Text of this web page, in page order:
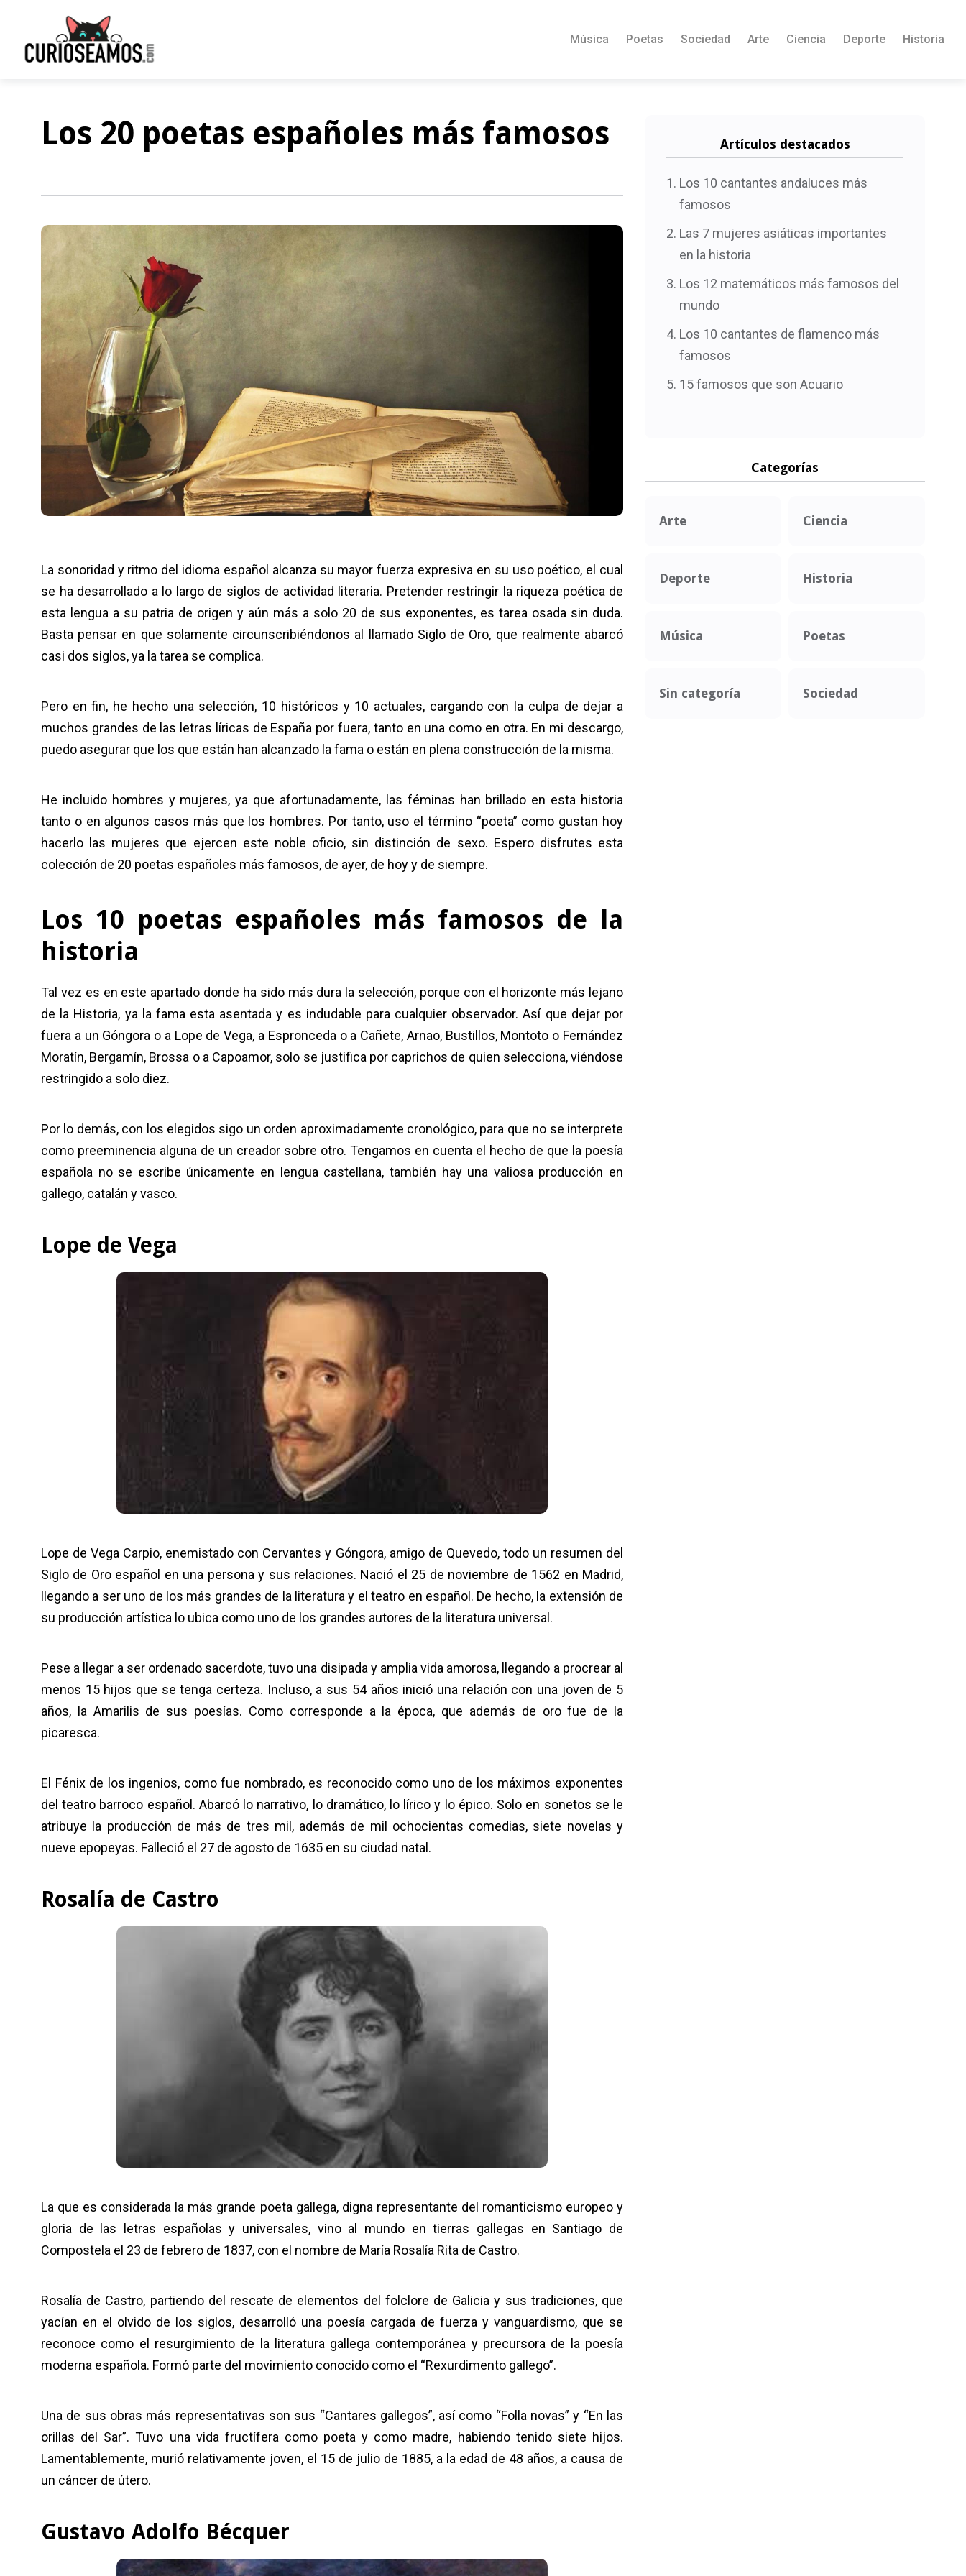
Música Poetas Sociedad Arte Ciencia Deporte Historia
Los 20 poetas españoles más famosos
La sonoridad y ritmo del idioma español alcanza su mayor fuerza expresiva en su uso poético, el cual
se ha desarrollado a lo largo de siglos de actividad literaria. Pretender restringir la riqueza poética de
esta lengua a su patria de origen y aún más a solo 20 de sus exponentes, es tarea osada sin duda.
Basta pensar en que solamente circunscribiéndonos al llamado Siglo de Oro, que realmente abarcó
casi dos siglos, ya la tarea se complica.
Pero en fin, he hecho una selección, 10 históricos y 10 actuales, cargando con la culpa de dejar a
muchos grandes de las letras líricas de España por fuera, tanto en una como en otra. En mi descargo,
puedo asegurar que los que están han alcanzado la fama o están en plena construcción de la misma.
He incluido hombres y mujeres, ya que afortunadamente, las féminas han brillado en esta historia
tanto o en algunos casos más que los hombres. Por tanto, uso el término “poeta” como gustan hoy
hacerlo las mujeres que ejercen este noble oficio, sin distinción de sexo. Espero disfrutes esta
colección de 20 poetas españoles más famosos, de ayer, de hoy y de siempre.
Los 10 poetas españoles más famosos de la
historia
Tal vez es en este apartado donde ha sido más dura la selección, porque con el horizonte más lejano
de la Historia, ya la fama esta asentada y es indudable para cualquier observador. Así que dejar por
fuera a un Góngora o a Lope de Vega, a Espronceda o a Cañete, Arnao, Bustillos, Montoto o Fernández
Moratín, Bergamín, Brossa o a Capoamor, solo se justifica por caprichos de quien selecciona, viéndose
restringido a solo diez.
Por lo demás, con los elegidos sigo un orden aproximadamente cronológico, para que no se interprete
como preeminencia alguna de un creador sobre otro. Tengamos en cuenta el hecho de que la poesía
española no se escribe únicamente en lengua castellana, también hay una valiosa producción en
gallego, catalán y vasco.
Lope de Vega
Lope de Vega Carpio, enemistado con Cervantes y Góngora, amigo de Quevedo, todo un resumen del
Siglo de Oro español en una persona y sus relaciones. Nació el 25 de noviembre de 1562 en Madrid,
llegando a ser uno de los más grandes de la literatura y el teatro en español. De hecho, la extensión de
su producción artística lo ubica como uno de los grandes autores de la literatura universal.
Pese a llegar a ser ordenado sacerdote, tuvo una disipada y amplia vida amorosa, llegando a procrear al
menos 15 hijos que se tenga certeza. Incluso, a sus 54 años inició una relación con una joven de 5
años, la Amarilis de sus poesías. Como corresponde a la época, que además de oro fue de la
picaresca.
El Fénix de los ingenios, como fue nombrado, es reconocido como uno de los máximos exponentes
del teatro barroco español. Abarcó lo narrativo, lo dramático, lo lírico y lo épico. Solo en sonetos se le
atribuye la producción de más de tres mil, además de mil ochocientas comedias, siete novelas y
nueve epopeyas. Falleció el 27 de agosto de 1635 en su ciudad natal.
Rosalía de Castro
La que es considerada la más grande poeta gallega, digna representante del romanticismo europeo y
gloria de las letras españolas y universales, vino al mundo en tierras gallegas en Santiago de
Compostela el 23 de febrero de 1837, con el nombre de María Rosalía Rita de Castro.
Rosalía de Castro, partiendo del rescate de elementos del folclore de Galicia y sus tradiciones, que
yacían en el olvido de los siglos, desarrolló una poesía cargada de fuerza y vanguardismo, que se
reconoce como el resurgimiento de la literatura gallega contemporánea y precursora de la poesía
moderna española. Formó parte del movimiento conocido como el “Rexurdimento gallego”.
Una de sus obras más representativas son sus “Cantares gallegos”, así como “Folla novas” y “En las
orillas del Sar”. Tuvo una vida fructífera como poeta y como madre, habiendo tenido siete hijos.
Lamentablemente, murió relativamente joven, el 15 de julio de 1885, a la edad de 48 años, a causa de
un cáncer de útero.
Gustavo Adolfo Bécquer
Artículos destacados
Los 10 cantantes andaluces más
famosos
Las 7 mujeres asiáticas importantes
en la historia
Los 12 matemáticos más famosos del
mundo
Los 10 cantantes de flamenco más
famosos
15 famosos que son Acuario
Categorías
Arte Ciencia
Deporte Historia
Música Poetas
Sin categoría Sociedad